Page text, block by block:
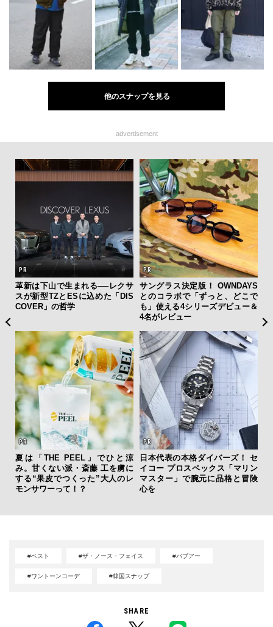
他のスナップを見る
advertisement
革新は下山で生まれる──レクサ
スが新型TZとESに込めた「DIS
COVER」の哲学
サングラス決定版！ OWNDAYS
とのコラボで「ずっと、どこで
も」使える4シリーズデビュー＆
4名がレビュー
夏は「THE PEEL」でひと涼
み。甘くない派・斎藤 工を虜に
する“果皮でつくった”大人のレ
モンサワーって！？
日本代表の本格ダイバーズ！ セ
イコー プロスペックス「マリン
マスター」で腕元に品格と冒険
心を
#ベスト #ザ・ノース・フェイス #バブアー
#ワントーンコーデ #韓国スナップ
SHARE